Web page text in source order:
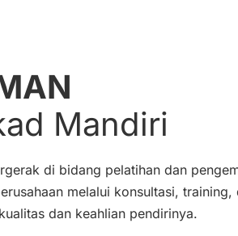
Mandiri
di bidang pelatihan dan
melalui konsultasi, training,
dan keahlian pendirinya.